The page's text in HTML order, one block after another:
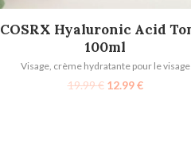
AJOUTER AU PANIER
COSRX Hyaluronic Acid
100ml
Visage, crème hydratante pour le visage
19.99€ 12.99€